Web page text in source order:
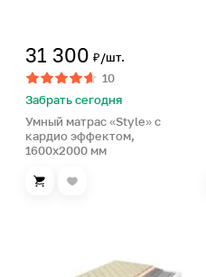
31 300 ₽/шт.
10
Забрать сегодня
Умный матрас «Style» с
кардио эффектом,
1600х2000 мм